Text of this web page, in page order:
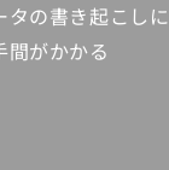
タの書き起こしに
間がかかる